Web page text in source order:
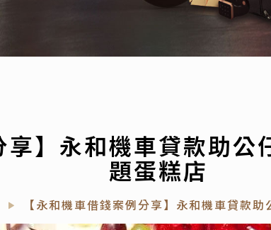
享】永和機車貸款助
題蛋糕店
【永和機車借錢案例分享】永和機車貸款